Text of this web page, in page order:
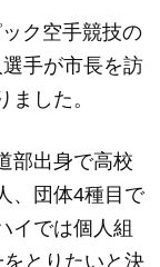
ク空手競技の
手が市長を訪
した。
部出身で高校
、団体4種目で
イでは個人組
とりたいと決